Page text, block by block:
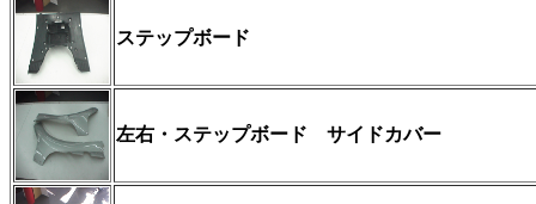
ステップボード
左右・ステップボード サイドカバー